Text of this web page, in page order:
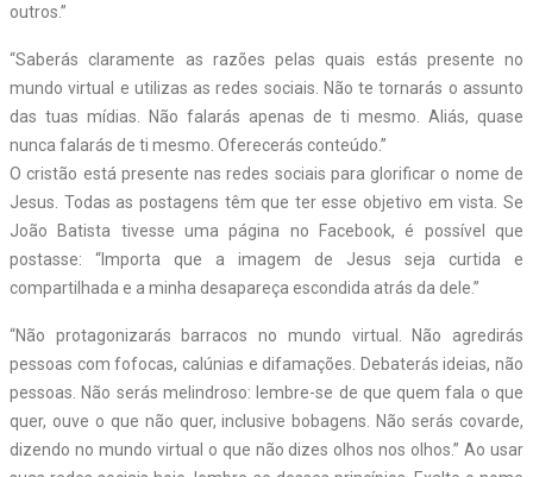
outros.”
“Saberás claramente as razões pelas quais estás presente no
mundo virtual e utilizas as redes sociais. Não te tornarás o assunto
das tuas mídias. Não falarás apenas de ti mesmo. Aliás, quase
nunca falarás de ti mesmo. Oferecerás conteúdo.”
O cristão está presente nas redes sociais para glorificar o nome de
Jesus. Todas as postagens têm que ter esse objetivo em vista. Se
João Batista tivesse uma página no Facebook, é possível que
postasse: “Importa que a imagem de Jesus seja curtida e
compartilhada e a minha desapareça escondida atrás da dele.”
“Não protagonizarás barracos no mundo virtual. Não agredirás
pessoas com fofocas, calúnias e difamações. Debaterás ideias, não
pessoas. Não serás melindroso: lembre-se de que quem fala o que
quer, ouve o que não quer, inclusive bobagens. Não serás covarde,
dizendo no mundo virtual o que não dizes olhos nos olhos.” Ao usar